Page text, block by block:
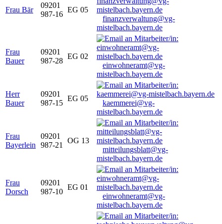
Frau Bär
09201
987-16
EG 05
finanzverwaltung@vg-
mistelbach.bayern.de
Frau
Bauer
09201
987-28
EG 02
einwohneramt@vg-
mistelbach.bayern.de
Herr
Bauer
09201
987-15
EG 05
kaemmerei@vg-
mistelbach.bayern.de
Frau
Bayerlein
09201
987-21
OG 13
mitteilungsblatt@vg-
mistelbach.bayern.de
Frau
Dorsch
09201
987-10
EG 01
einwohneramt@vg-
mistelbach.bayern.de